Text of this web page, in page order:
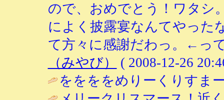
ので、おめでとう！ワタシ
によく披露宴なんてやった
て方々に感謝だわっ。←っ
（みやび）
( 2008-12-26
ををををめりーくりすま